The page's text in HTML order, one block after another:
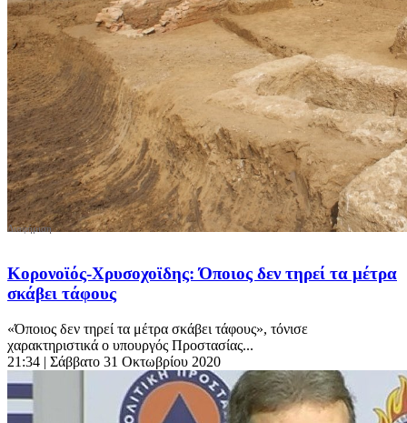
Κορονοϊός-Χρυσοχοϊδης: Όποιος δεν τηρεί τα μέτρα
σκάβει τάφους
«Όποιος δεν τηρεί τα μέτρα σκάβει τάφους», τόνισε
χαρακτηριστικά ο υπουργός Προστασίας...
21:34 | Σάββατο 31 Οκτωβρίου 2020